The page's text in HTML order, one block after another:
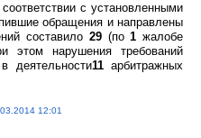
с установленными
обращения и направлены
составило 29 (по1 жалобе
этом нарушения требований
деятельности11арбитражных
12:01